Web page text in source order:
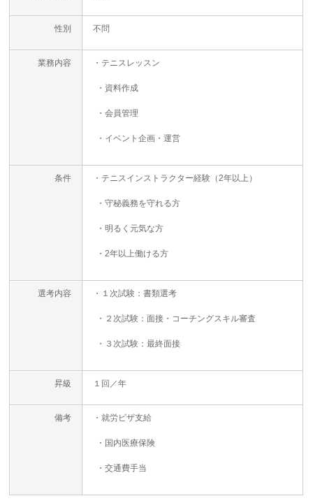
性別 不問
業務内容 ・テニスレッスン
・資料作成
・会員管理
・イベント企画・運営
条件 ・テニスインストラクター経験（2年以上）
・守秘義務を守れる方
・明るく元気な方
・2年以上働ける方
選考内容 ・１次試験：書類選考
・２次試験：面接・コーチングスキル審査
・３次試験：最終面接
昇級 １回／年
備考 ・就労ビザ支給
・国内医療保険
・交通費手当